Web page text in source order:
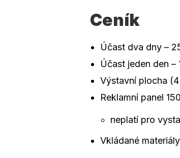
Ceník
Účast dva dny –
Účast jeden den –
Výstavní plocha
Reklamní panel
neplatí pro
Vkládané